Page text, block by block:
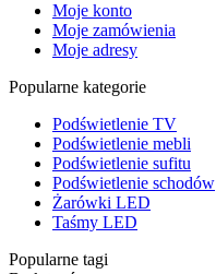
Moje konto
Moje zamówienia
Moje adresy
Popularne kategorie
Podświetlenie TV
Podświetlenie mebli
Podświetlenie sufitu
Podświetlenie schodów
Żarówki LED
Taśmy LED
Popularne tagi